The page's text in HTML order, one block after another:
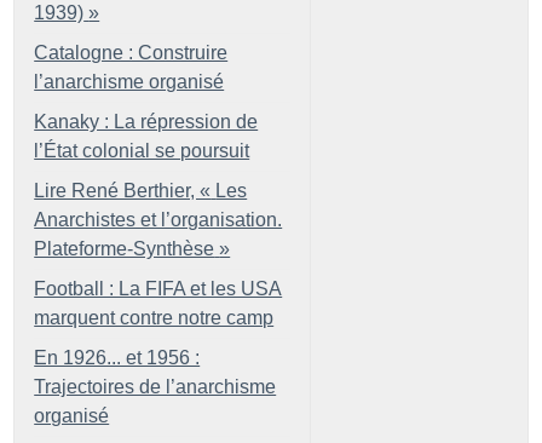
1939) »
Catalogne : Construire
l’anarchisme organisé
Kanaky : La répression de
l’État colonial se poursuit
Lire René Berthier, « Les
Anarchistes et l’organisation.
Plateforme-Synthèse »
Football : La FIFA et les USA
marquent contre notre camp
En 1926... et 1956 :
Trajectoires de l’anarchisme
organisé